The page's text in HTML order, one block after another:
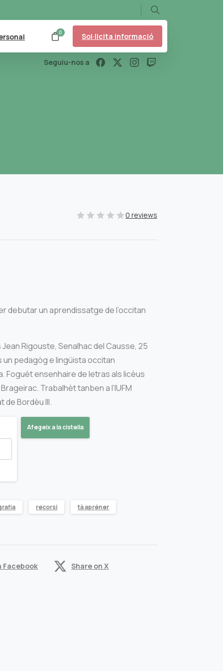
Search
0 Sol·licita informació
Seguiu-nos a
0 reviews
debutar un aprendissatge de l’occitan
Rigouste, Senalhac del Causse, 25
un pedagòg e lingüista occitan
Foguèt ensenhaire de letras als licèus
Trabalhèt tanben a l’IUFM
de Bordèu III.
Afegeix a la cistella
recorsi tà apréner
Facebook Share on X